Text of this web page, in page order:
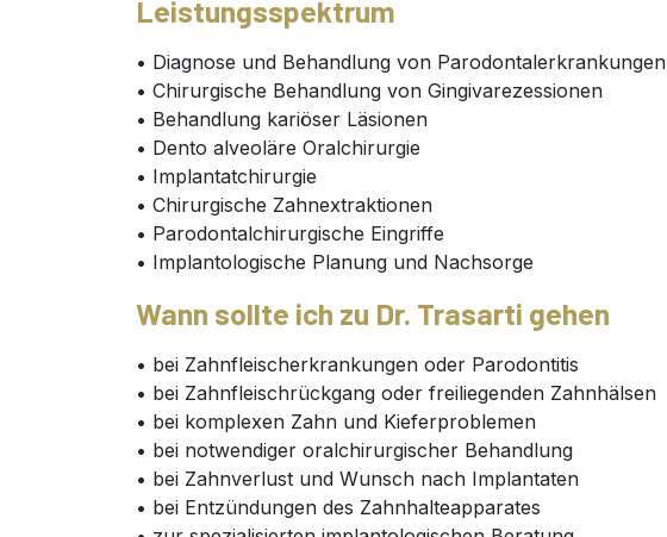
Leistungsspektrum
• Diagnose und Behandlung von Parodontalerkrankungen
• Chirurgische Behandlung von Gingivarezessionen
• Behandlung kariöser Läsionen
• Dento alveoläre Oralchirurgie
• Implantatchirurgie
• Chirurgische Zahnextraktionen
• Parodontalchirurgische Eingriffe
• Implantologische Planung und Nachsorge
Wann sollte ich zu Dr. Trasarti gehen
• bei Zahnfleischerkrankungen oder Parodontitis
• bei Zahnfleischrückgang oder freiliegenden Zahnhälsen
• bei komplexen Zahn und Kieferproblemen
• bei notwendiger oralchirurgischer Behandlung
• bei Zahnverlust und Wunsch nach Implantaten
• bei Entzündungen des Zahnhalteapparates